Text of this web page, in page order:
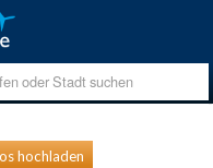
hochladen